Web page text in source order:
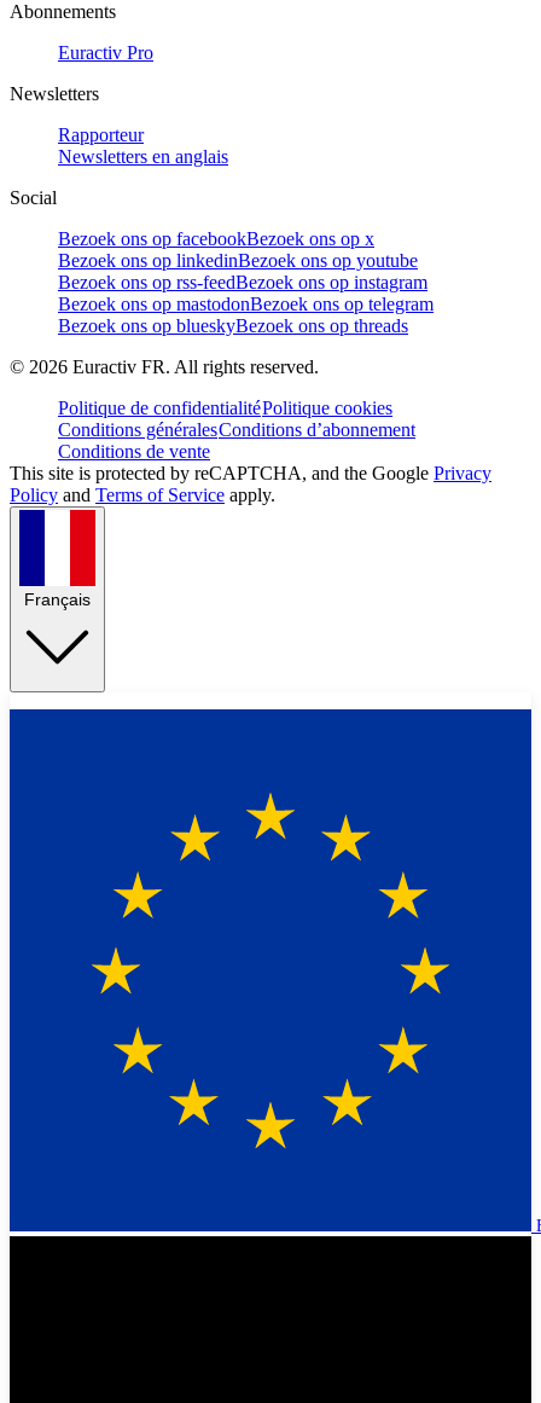
Abonnements
Euractiv Pro
Newsletters
Rapporteur
Newsletters en anglais
Social
Bezoek ons op facebookBezoek ons op x
Bezoek ons op linkedinBezoek ons op youtube
Bezoek ons op rss-feedBezoek ons op instagram
Bezoek ons op mastodonBezoek ons op telegram
Bezoek ons op blueskyBezoek ons op threads
© 2026 Euractiv FR. All rights reserved.
Politique de confidentialitéPolitique cookies
Conditions généralesConditions d’abonnement
Conditions de vente
This site is protected by reCAPTCHA, and the Google Privacy
Policy and Terms of Service apply.
Français